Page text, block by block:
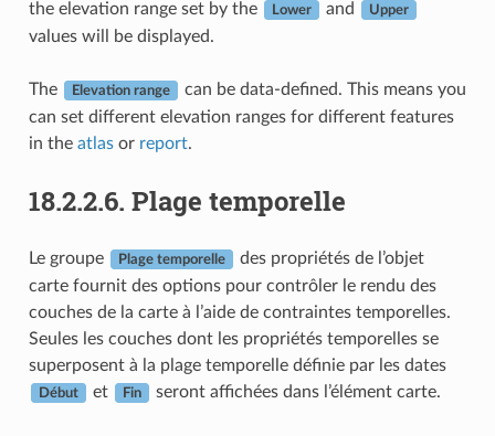
the elevation range set by the
Lower and Upper
values will be displayed.
The Elevation range
can be data-defined. This means you
can set different elevation ranges for different features
in the atlasor report.
18.2.2.6. Plage temporelle
Le groupe Plage temporelle
des propriétés de l’objet
carte fournit des options pour contrôler le rendu des
couches de la carte à l’aide de contraintes temporelles.
Seules les couches dont les propriétés temporelles se
superposent à la plage temporelle définie par les dates
Début et Fin seront affichées dans l’élément carte.